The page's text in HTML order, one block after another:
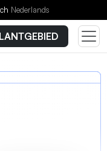
Nederlands